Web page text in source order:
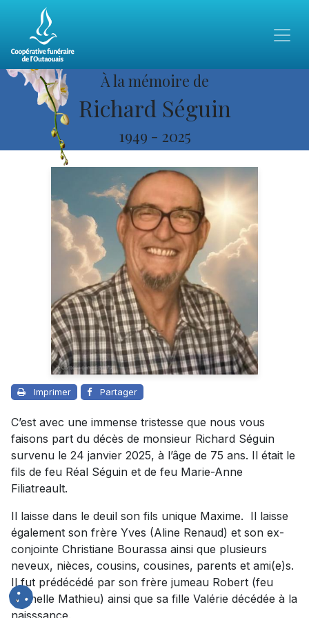
À la mémoire de
Richard Séguin
1949 - 2025
Imprimer Partager
C’est avec une immense tristesse que nous vous
faisons part du décès de monsieur Richard Séguin
survenu le 24 janvier 2025, à l’âge de 75 ans. Il était le
fils de feu Réal Séguin et de feu Marie-Anne
Filiatreault.
Il laisse dans le deuil son fils unique Maxime. Il laisse
également son frère Yves (Aline Renaud) et son ex-
conjointe Christiane Bourassa ainsi que plusieurs
neveux, nièces, cousins, cousines, parents et ami(e)s.
Il fut prédécédé par son frère jumeau Robert (feu
Michelle Mathieu) ainsi que sa fille Valérie décédée à la
naisssance.